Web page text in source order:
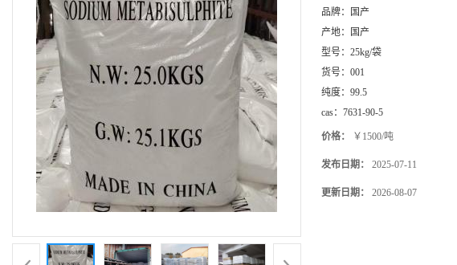
品牌：
国产
产地：
国产
型号： 25kg/袋
货号： 001
纯度： 99.5
cas： 7631-90-5
价格： ￥1500/吨
发布日期： 2025-07-11
更新日期： 2026-08-07